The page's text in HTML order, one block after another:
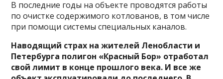
В последние годы на объекте проводятся работы
по очистке содержимого котлованов, в том числе
при помощи системы специальных каналов.
Наводящий страх на жителей Ленобласти и
Петербурга полигон «Красный Бор» отработал
свой лимит в конце прошлого века. И все же